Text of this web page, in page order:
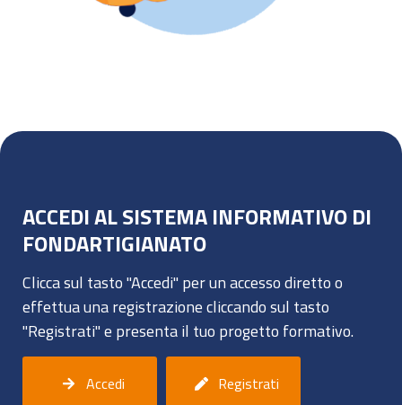
ACCEDI AL SISTEMA INFORMATIVO DI
FONDARTIGIANATO
Clicca sul tasto "Accedi" per un accesso diretto o
effettua una registrazione cliccando sul tasto
"Registrati" e presenta il tuo progetto formativo.
Accedi Registrati